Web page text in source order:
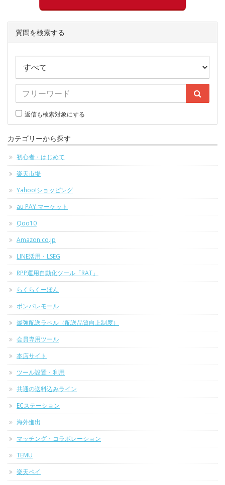
質問を検索する
返信も検索対象にする
カテゴリーから探す
初心者・はじめて
楽天市場
Yahoo!ショッピング
au PAY マーケット
Qoo10
Amazon.co.jp
LINE活用・LSEG
RPP運用自動化ツール「RAT」
らくらくーぽん
ポンパレモール
最強配送ラベル（配送品質向上制度）
会員専用ツール
本店サイト
ツール設置・利用
共通の送料込みライン
ECステーション
海外進出
マッチング・コラボレーション
TEMU
楽天ペイ